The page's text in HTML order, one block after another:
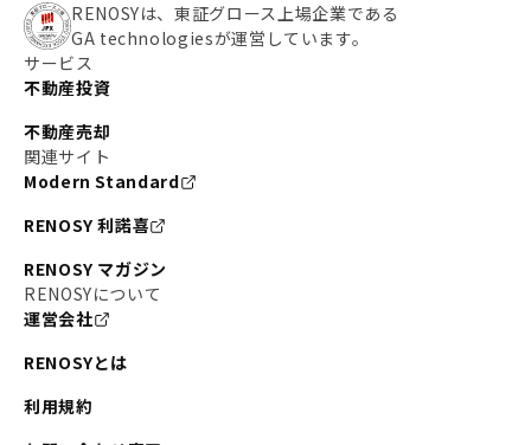
RENOSYは、東証グロース上場企業である
GA technologiesが運営しています。
サービス
不動産投資
不動産売却
関連サイト
Modern Standard
RENOSY 利諾喜
RENOSY マガジン
RENOSYについて
運営会社
RENOSYとは
利用規約